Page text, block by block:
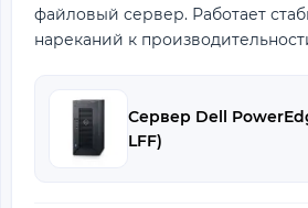
файловый сервер. Работает
нареканий к
Сервер Dell
LFF)